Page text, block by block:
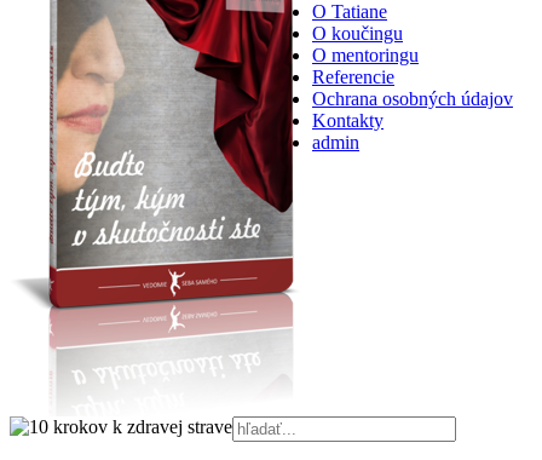
O Tatiane
O koučingu
O mentoringu
Referencie
Ochrana osobných údajov
Kontakty
admin